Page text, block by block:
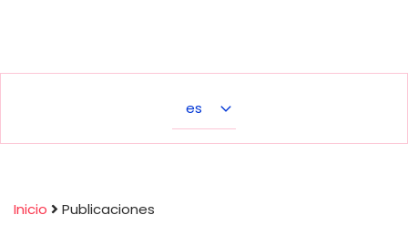
your
language
Inicio Publicaciones